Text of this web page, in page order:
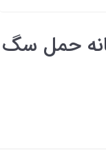
حمل سگ